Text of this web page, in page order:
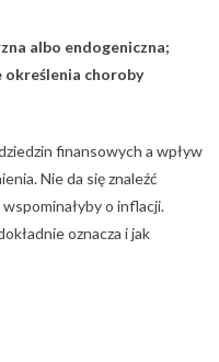
albo endogeniczna;
określenia choroby
finansowych a wpływ
Nie da się znaleźć
o inflacji.
oznacza i jak